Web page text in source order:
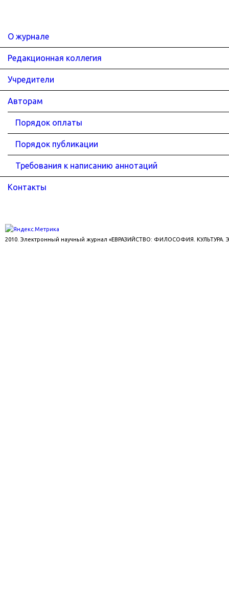
О журнале
Редакционная коллегия
Учредители
Авторам
Порядок оплаты
Порядок публикации
Требования к написанию аннотаций
Контакты
2010. Электронный научный журнал «ЕВРАЗИЙСТВО: ФИЛОСОФИЯ. КУЛЬТУРА.